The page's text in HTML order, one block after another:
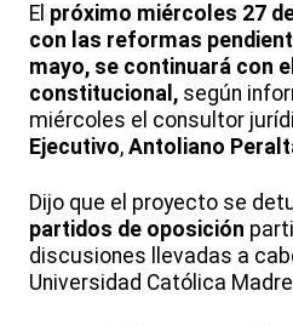
El próximo miércoles 27
con las reformas
mayo, se continuará con
constitucional, según
miércoles el consultor
Ejecutivo, Antoliano
Dijo que el proyecto se
partidos de oposición
discusiones llevadas a
Universidad Católica